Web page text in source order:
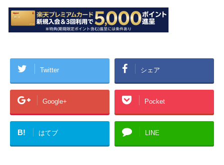
Twitter シェア
Google+ Pocket
B! はてブ LINE